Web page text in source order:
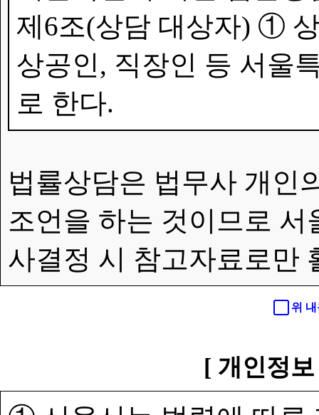
제6조(상담 대상자) ①
상공인, 직장인 등 서울
로 한다.
법률상담은 법무사 개인
조언을 하는 것이므로
사결정 시 참고자료로만
위
[ 개인정